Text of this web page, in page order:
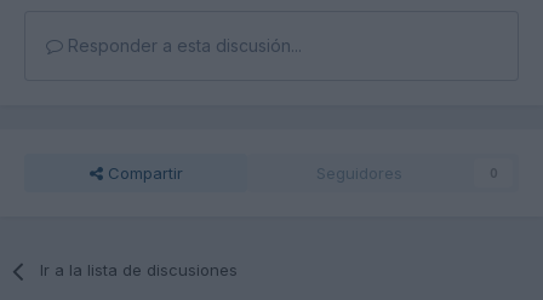
Responder a esta discusión...
Compartir Seguidores 0
Ir a la lista de discusiones